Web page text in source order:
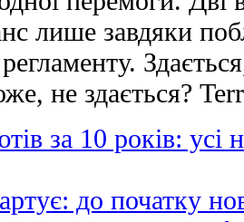
лише завдяки
не здається?
за 10 років:
до початку